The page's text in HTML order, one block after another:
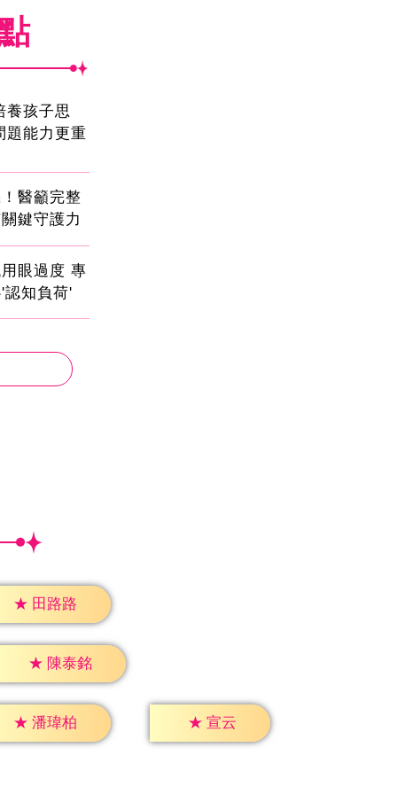
養孩子思
題能力更重
醫籲完整
鍵守護力
眼過度 專
認知負荷'
★ 田路路
★ 陳泰銘
★ 潘瑋柏 ★ 宣云